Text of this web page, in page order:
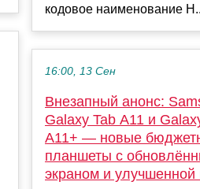
кодовое наименование
16:00, 13 Сен
Внезапный анонс:
Galaxy Tab A11 и
A11+ — новые
планшеты с
экраном и улучшенной